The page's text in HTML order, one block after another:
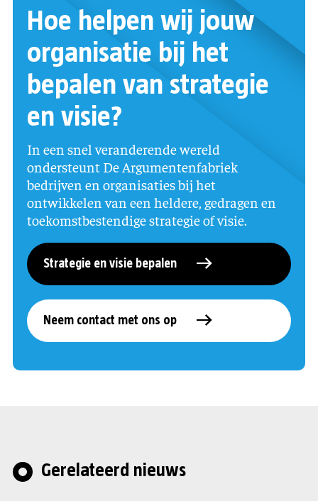
Hoe helpen wij jouw
organisatie bij het
bepalen van strategie
en visie?
In een snel veranderende wereld
ondersteunt De Argumentenfabriek
bedrijven en organisaties bij het
ontwikkelen van een heldere, gedragen en
toekomstbestendige strategie of visie.
Strategie en visie bepalen
Neem contact met ons op
Gerelateerd nieuws